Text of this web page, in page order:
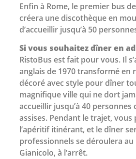
Enfin à Rome, le premier bus
créera une discothèque en
d’accueillir jusqu’à 50
Si vous souhaitez dîner en
RistoBus est fait pour vous. Il
anglais de 1970 transformé en
décoré avec style pour dîner
magnifique ville qui ne dort
accueillir jusqu’à 40
assises. Pendant le trajet,
l’apéritif itinérant, et le dîner
professionnels se déroulera
Gianicolo, à l’arrêt.